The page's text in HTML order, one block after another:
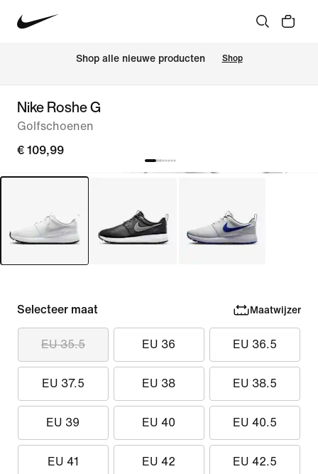
Shop alle nieuwe producten Shop
Nike Roshe G
Golfschoenen
€ 109,99
Selecteer maat Maatwijzer
EU 35.5 EU 36 EU 36.5
EU 37.5 EU 38 EU 38.5
EU 39 EU 40 EU 40.5
EU 41 EU 42 EU 42.5